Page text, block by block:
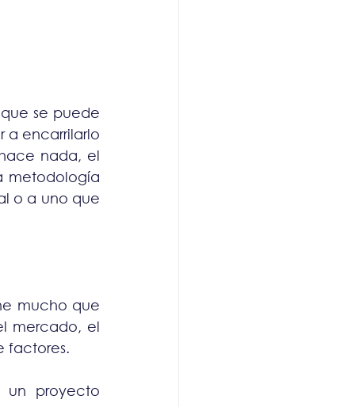
se puede
a encarrilarlo
nada, el
metodología
o a uno que
mucho que
mercado, el
factores.
un proyecto